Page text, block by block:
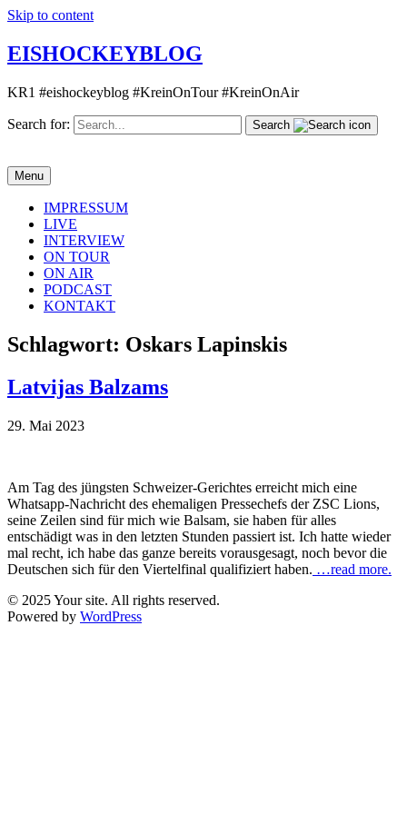
Skip to content
EISHOCKEYBLOG
KR1 #eishockeyblog #KreinOnTour #KreinOnAir
Search for: Search
Menu
IMPRESSUM
LIVE
INTERVIEW
ON TOUR
ON AIR
PODCAST
KONTAKT
Schlagwort: Oskars Lapinskis
Latvijas Balzams
29. Mai 2023
Am Tag des jüngsten Schweizer-Gerichtes erreicht mich eine
Whatsapp-Nachricht des ehemaligen Pressechefs der ZSC Lions,
seine Zeilen sind für mich wie Balsam, sie haben für alles
entschädigt was in den letzten Stunden passiert ist. Ich hatte wieder
mal recht, ich habe das ganze bereits vorausgesagt, noch bevor die
Deutschen sich für den Viertelfinal qualifiziert haben. …read more.
© 2025 Your site. All rights reserved.
Powered by WordPress